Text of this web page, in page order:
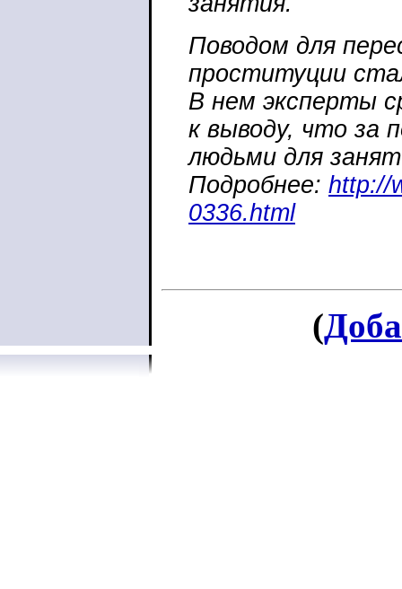
Поводом для
проституции
В нем эксперты
к выводу, что за
людьми для
Подробнее: http://
0336.html
(